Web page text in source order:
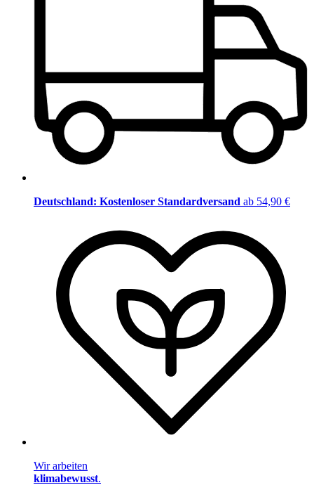
Deutschland: Kostenloser Standardversand ab 54,90 €
Wir arbeiten
klimabewusst.